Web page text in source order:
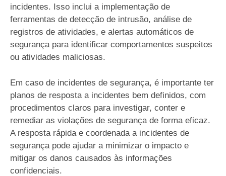
incidentes. Isso inclui a implementação de
ferramentas de detecção de intrusão, análise de
registros de atividades, e alertas automáticos de
segurança para identificar comportamentos suspeitos
ou atividades maliciosas.
Em caso de incidentes de segurança, é importante ter
planos de resposta a incidentes bem definidos, com
procedimentos claros para investigar, conter e
remediar as violações de segurança de forma eficaz.
A resposta rápida e coordenada a incidentes de
segurança pode ajudar a minimizar o impacto e
mitigar os danos causados às informações
confidenciais.